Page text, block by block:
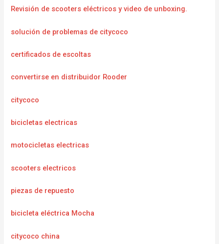
Revisión de scooters eléctricos y video de unboxing.
solución de problemas de citycoco
certificados de escoltas
convertirse en distribuidor Rooder
citycoco
bicicletas electricas
motocicletas electricas
scooters electricos
piezas de repuesto
bicicleta eléctrica Mocha
citycoco china